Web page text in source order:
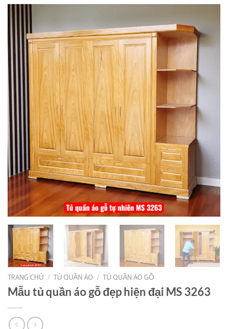
TRANG CHỦ / TỦ QUẦN ÁO / TỦ QUẦN ÁO GỖ
Mẫu tủ quần áo gỗ đẹp hiện đại MS 3263